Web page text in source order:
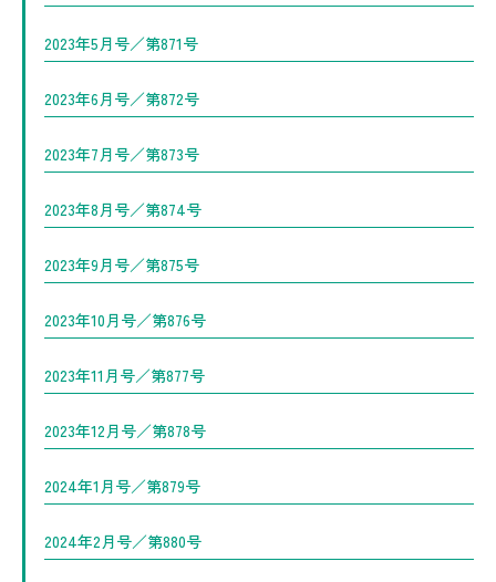
2023年5月号／第871号
2023年6月号／第872号
2023年7月号／第873号
2023年8月号／第874号
2023年9月号／第875号
2023年10月号／第876号
2023年11月号／第877号
2023年12月号／第878号
2024年1月号／第879号
2024年2月号／第880号